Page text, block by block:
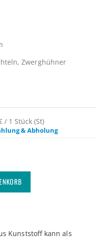
Zwerghühner
/ 1 Stück (St)
& Abholung
Kunststoff kann als